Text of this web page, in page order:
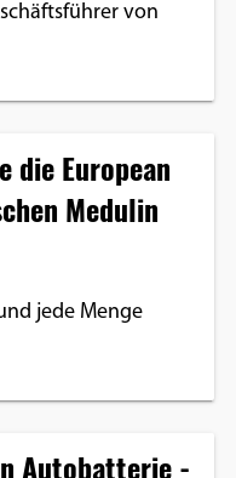
von
die European
Medulin
jede Menge
Autobatterie -